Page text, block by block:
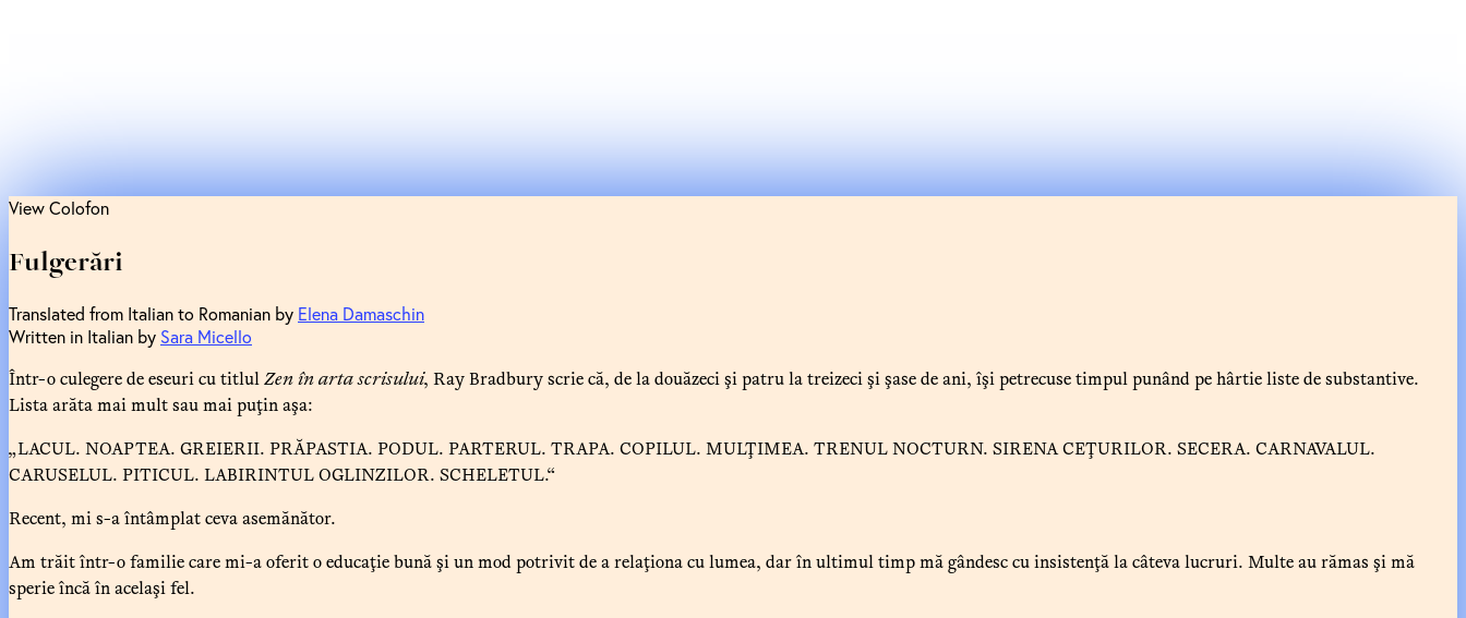
View Colofon
Fulgerări
Translated from Italian to Romanian by Elena Damaschin
Written in Italian by Sara Micello
Într-o culegere de eseuri cu titlulZen în arta scrisului, Ray Bradbury scrie că, de la douăzeci şi patru la treizeci şi şase de ani, îşi petrecuse timpul punând pe hârtie liste de substantive.
Lista arăta mai mult sau mai puţin aşa:
„LACUL. NOAPTEA. GREIERII. PRĂPASTIA. PODUL. PARTERUL. TRAPA. COPILUL. MULŢIMEA. TRENUL NOCTURN. SIRENA CEŢURILOR. SECERA. CARNAVALUL.
CARUSELUL. PITICUL. LABIRINTUL OGLINZILOR. SCHELETUL.“
Recent, mi s-a întâmplat ceva asemănător.
Am trăit într-o familie care mi-a oferit o educaţie bună şi un mod potrivit de a relaţiona cu lumea, dar în ultimul timp mă gândesc cu insistenţă la câteva lucruri. Multe au rămas şi mă
sperie încă în acelaşi fel.